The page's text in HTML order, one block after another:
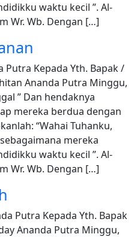
waktu kecil ”. Al-
Wr. Wb. Dengan […]
Kepada Yth. Bapak /
Ananda Putra Minggu,
” Dan hendaknya
mereka berdua dengan
“Wahai Tuhanku,
mereka
waktu kecil ”. Al-
Wr. Wb. Dengan […]
Putra Kepada Yth. Bapak
Ananda Putra Minggu,